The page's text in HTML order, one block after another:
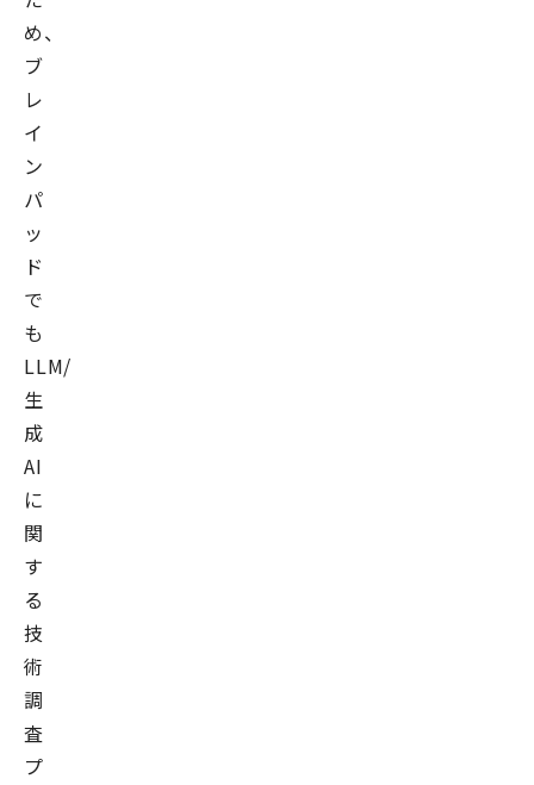
め、
ブ
レ
イ
ン
パ
ッ
ド
で
も
LLM/
生
成
AI
に
関
す
る
技
術
調
査
プ